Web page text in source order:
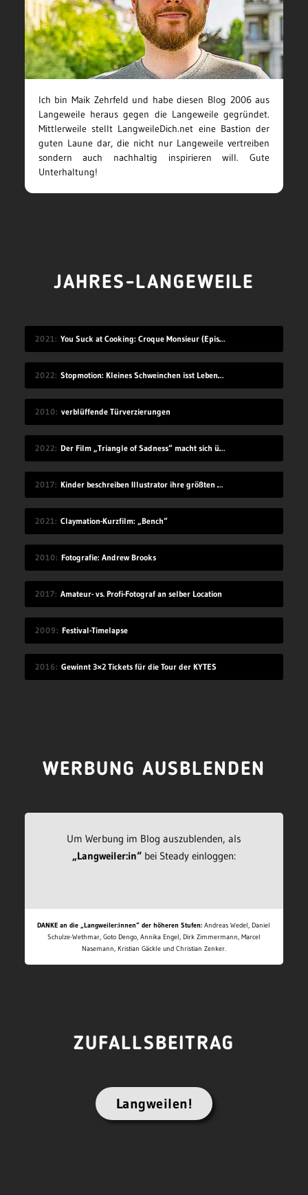
Ich bin Maik Zehrfeld und habe diesen Blog 2006 aus
Langeweile heraus gegen die Langeweile gegründet.
Mittlerweile stellt LangweileDich.net eine Bastion der
guten Laune dar, die nicht nur Langeweile vertreiben
sondern auch nachhaltig inspirieren will. Gute
Unterhaltung!
JAHRES-LANGEWEILE
2021 You Suck at Cooking: Croque Monsieur (Episode 131)
2022 Stopmotion: Kleines Schweinchen isst Lebensmittel auf
2010 verblüffende Türverzierungen
2022 Der Film „Triangle of Sadness“ macht sich über die reiche Elite lustig
2017 Kinder beschreiben Illustrator ihre größten Ängste
2021 Claymation-Kurzfilm: „Bench“
2010 Fotografie: Andrew Brooks
2017 Amateur- vs. Profi-Fotograf an selber Location
2009 Festival-Timelapse
2016 Gewinnt 3×2 Tickets für die Tour der KYTES
WERBUNG AUSBLENDEN
Um Werbung im Blog auszublenden, als
„Langweiler:in“bei Steady einloggen:
DANKE an die „Langweiler:innen“ der höheren Stufen: Andreas Wedel, Daniel
Schulze-Wethmar, Goto Dengo, Annika Engel, Dirk Zimmermann, Marcel
Nasemann, Kristian Gäckle und Christian Zenker.
ZUFALLSBEITRAG
Langweilen!